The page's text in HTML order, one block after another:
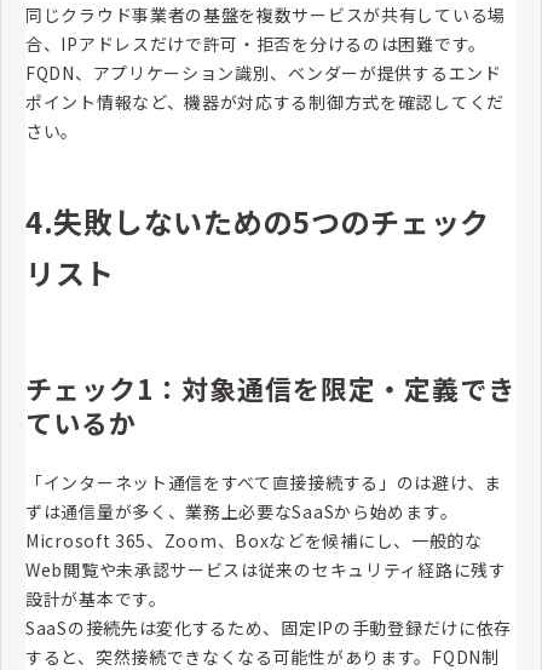
同じクラウド事業者の基盤を複数サービスが共有している場
合、IPアドレスだけで許可・拒否を分けるのは困難です。
FQDN、アプリケーション識別、ベンダーが提供するエンド
ポイント情報など、機器が対応する制御方式を確認してくだ
さい。
4.失敗しないための5つのチェック
リスト
チェック1：対象通信を限定・定義でき
ているか
「インターネット通信をすべて直接接続する」のは避け、ま
ずは通信量が多く、業務上必要なSaaSから始めます。
Microsoft 365、Zoom、Boxなどを候補にし、一般的な
Web閲覧や未承認サービスは従来のセキュリティ経路に残す
設計が基本です。
SaaSの接続先は変化するため、固定IPの手動登録だけに依存
すると、突然接続できなくなる可能性があります。FQDN制